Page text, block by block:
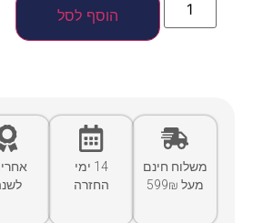
הוסף לסל
14 ימי
החזרה
משלוח חינם
מעל 599₪